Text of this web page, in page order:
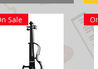
Sale